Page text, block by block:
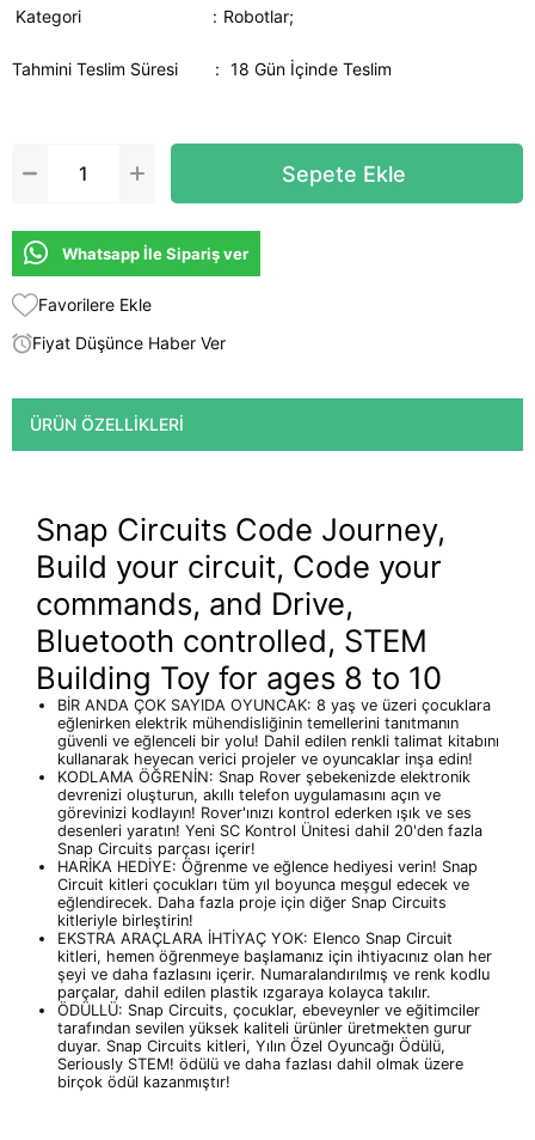
Kategori
Robotlar;
Tahmini Teslim Süresi : 18 Gün İçinde Teslim
Whatsapp İle Sipariş ver
Favorilere Ekle
Fiyat Düşünce Haber Ver
ÜRÜN ÖZELLIKLERI
Snap Circuits Code Journey,
Build your circuit, Code your
commands, and Drive,
Bluetooth controlled, STEM
Building Toy for ages 8 to 10
BİR ANDA ÇOK SAYIDA OYUNCAK: 8 yaş ve üzeri çocuklara
eğlenirken elektrik mühendisliğinin temellerini tanıtmanın
güvenli ve eğlenceli bir yolu! Dahil edilen renkli talimat kitabını
kullanarak heyecan verici projeler ve oyuncaklar inşa edin!
KODLAMA ÖĞRENİN: Snap Rover şebekenizde elektronik
devrenizi oluşturun, akıllı telefon uygulamasını açın ve
görevinizi kodlayın! Rover'ınızı kontrol ederken ışık ve ses
desenleri yaratın! Yeni SC Kontrol Ünitesi dahil 20'den fazla
Snap Circuits parçası içerir!
HARİKA HEDİYE: Öğrenme ve eğlence hediyesi verin! Snap
Circuit kitleri çocukları tüm yıl boyunca meşgul edecek ve
eğlendirecek. Daha fazla proje için diğer Snap Circuits
kitleriyle birleştirin!
EKSTRA ARAÇLARA İHTİYAÇ YOK: Elenco Snap Circuit
kitleri, hemen öğrenmeye başlamanız için ihtiyacınız olan her
şeyi ve daha fazlasını içerir. Numaralandırılmış ve renk kodlu
parçalar, dahil edilen plastik ızgaraya kolayca takılır.
ÖDÜLLÜ: Snap Circuits, çocuklar, ebeveynler ve eğitimciler
tarafından sevilen yüksek kaliteli ürünler üretmekten gurur
duyar. Snap Circuits kitleri, Yılın Özel Oyuncağı Ödülü,
Seriously STEM! ödülü ve daha fazlası dahil olmak üzere
birçok ödül kazanmıştır!